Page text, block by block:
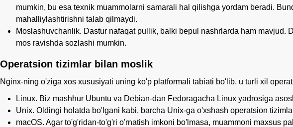
mumkin, bu esa texnik muammolarni samarali hal qilishga yordam beradi.
mahalliylashtirishni talab qilmaydi.
Moslashuvchanlik. Dastur nafaqat pullik, balki bepul nashrlarda ham
mos ravishda sozlashi mumkin.
Operatsion tizimlar bilan moslik
Nginx-ning o'ziga xos xususiyati uning ko'p platformali tabiati bo'lib, u turli xil
Linux. Biz mashhur Ubuntu va Debian-dan Fedoragacha Linux yadrosiga
Unix. Oldingi holatda bo'lgani kabi, barcha Unix-ga o'xshash operatsion
macOS. Agar to'g'ridan-to'g'ri o'rnatish imkoni bo'lmasa, muammoni maxsus